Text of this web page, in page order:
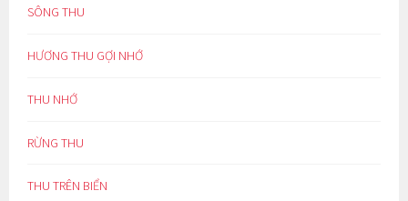
SÔNG THU
HƯƠNG THU GỢI NHỚ
THU NHỚ
RỪNG THU
THU TRÊN BIỂN